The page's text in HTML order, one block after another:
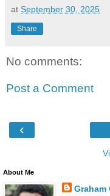
at September 30, 2025
Share
No comments:
Post a Comment
‹
About Me
Graham